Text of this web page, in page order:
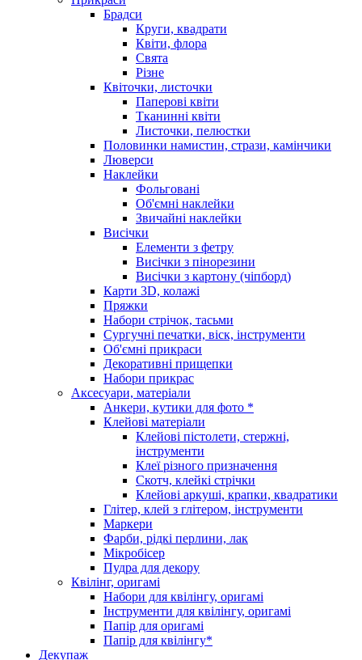
Брадси
Круги, квадрати
Квіти, флора
Свята
Різне
Квіточки, листочки
Паперові квіти
Тканинні квіти
Листочки, пелюстки
Половинки намистин, стрази, камінчики
Люверси
Наклейки
Фольговані
Об'ємні наклейки
Звичайні наклейки
Висічки
Елементи з фетру
Висічки з пінорезини
Висічки з картону (чіпборд)
Карти 3D, колажі
Пряжки
Набори стрічок, тасьми
Сургучні печатки, віск, інструменти
Об'ємні прикраси
Декоративні прищепки
Набори прикрас
Аксесуари, матеріали
Анкери, кутики для фото *
Клейові матеріали
Клейові пістолети, стержні,
інструменти
Клеї різного призначення
Скотч, клейкі стрічки
Клейові аркуші, крапки, квадратики
Глітер, клей з глітером, інструменти
Маркери
Фарби, рідкі перлини, лак
Мікробісер
Пудра для декору
Квілінг, оригамі
Набори для квілінгу, оригамі
Інструменти для квілінгу, оригамі
Папір для оригамі
Папір для квілінгу*
Декупаж